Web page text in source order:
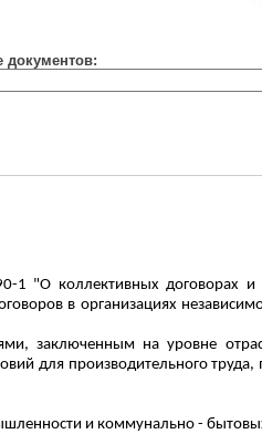
документов:
1 "О коллективных договорах и
в организациях
заключенным на уровне
для производительного
и коммунально -